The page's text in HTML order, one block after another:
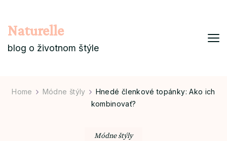
Naturelle
blog o životnom štýle
Home Módne štýly
Hnedé členkové topánky: Ako ich
kombinovať?
Módne štýly